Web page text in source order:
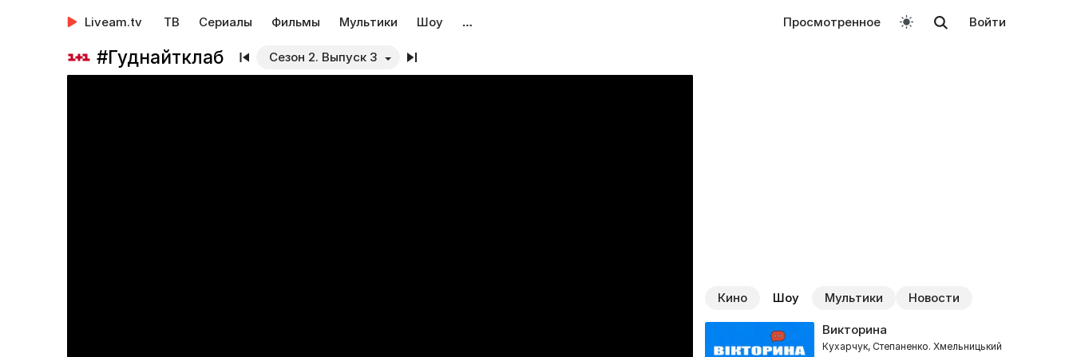
Liveam.tv ТВ Сериалы Фильмы Мультики Шоу … Просмотренное Войти
#Гуднайтклаб Сезон 2. Выпуск 3
Кино Шоу Мультики Новости
Викторина
Кухарчук, Степаненко. Хмельницький